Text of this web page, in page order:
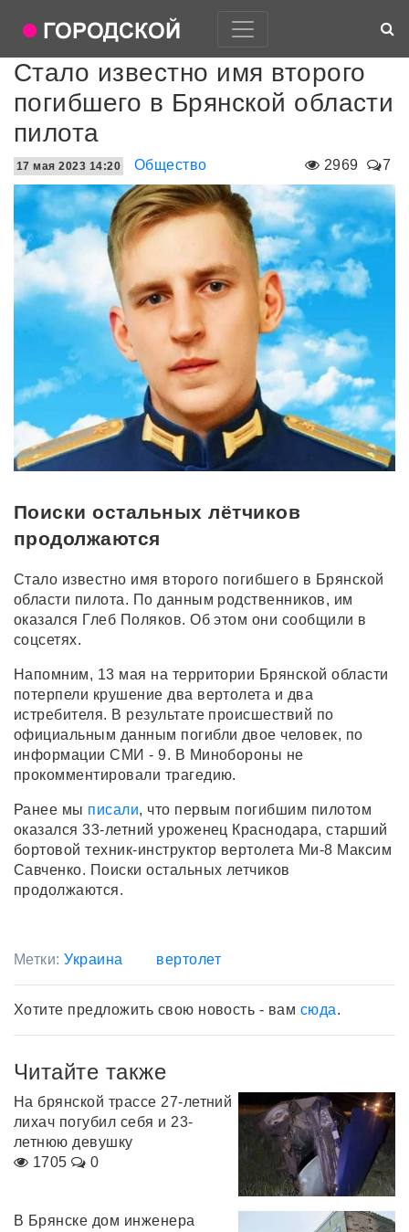
Стало известно имя второго
погибшего в Брянской области
пилота
2969 7
17 мая 2023 14:20 Общество
Поиски остальных лётчиков
продолжаются
Стало известно имя второго погибшего в Брянской
области пилота. По данным родственников, им
оказался Глеб Поляков. Об этом они сообщили в
соцсетях.
Напомним, 13 мая на территории Брянской области
потерпели крушение два вертолета и два
истребителя. В результате происшествий по
официальным данным погибли двое человек, по
информации СМИ - 9. В Минобороны не
прокомментировали трагедию.
Ранее мы писали, что первым погибшим пилотом
оказался 33-летний уроженец Краснодара, старший
бортовой техник-инструктор вертолета Ми-8 Максим
Савченко. Поиски остальных летчиков
продолжаются.
Метки:Украина вертолет
Хотите предложить свою новость - вам сюда.
Читайте также
На брянской трассе 27-летний
лихач погубил себя и 23-
летнюю девушку
1705
0
В Брянске дом инженера